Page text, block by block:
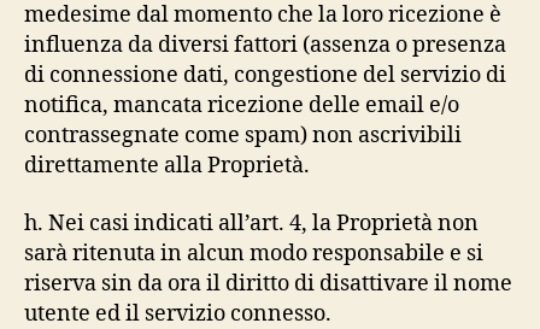
medesime dal momento che la loro ricezione è
influenza da diversi fattori (assenza o presenza
di connessione dati, congestione del servizio di
notifica, mancata ricezione delle email e/o
contrassegnate come spam) non ascrivibili
direttamente alla Proprietà.
h. Nei casi indicati all’art. 4, la Proprietà non
sarà ritenuta in alcun modo responsabile e si
riserva sin da ora il diritto di disattivare il nome
utente ed il servizio connesso.